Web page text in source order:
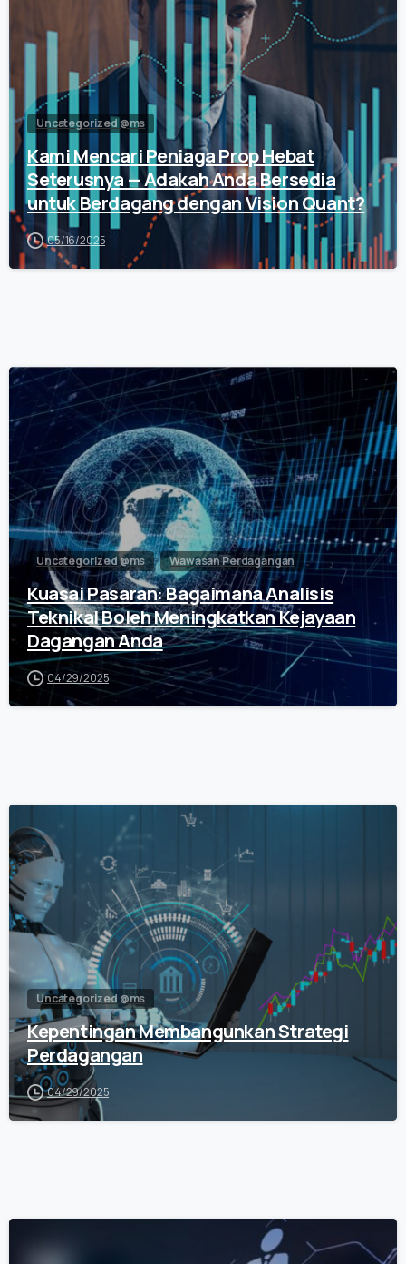
Uncategorized @ms
Kami Mencari Peniaga Prop Hebat
Seterusnya — Adakah Anda Bersedia
untuk Berdagang dengan Vision Quant?
05/16/2025
0
Uncategorized @ms Wawasan Perdagangan
Kuasai Pasaran: Bagaimana Analisis
Teknikal Boleh Meningkatkan Kejayaan
Dagangan Anda
04/29/2025
Uncategorized @ms
Kepentingan Membangunkan Strategi
Perdagangan
04/29/2025
0